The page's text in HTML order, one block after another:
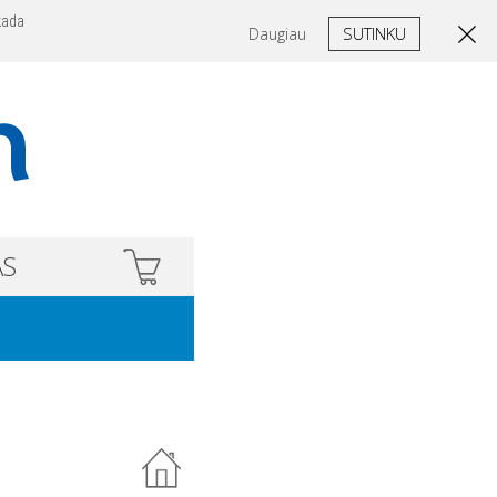
Daugiau SUTINKU